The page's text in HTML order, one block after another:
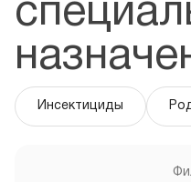
Инсектициды